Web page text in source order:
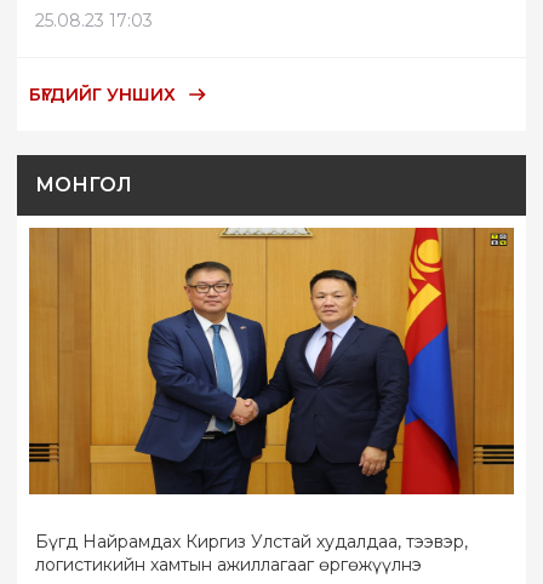
25.08.23 17:03
БҮГДИЙГ УНШИХ
МОНГОЛ
Бүгд Найрамдах Киргиз Улстай худалдаа, тээвэр,
логистикийн хамтын ажиллагааг өргөжүүлнэ